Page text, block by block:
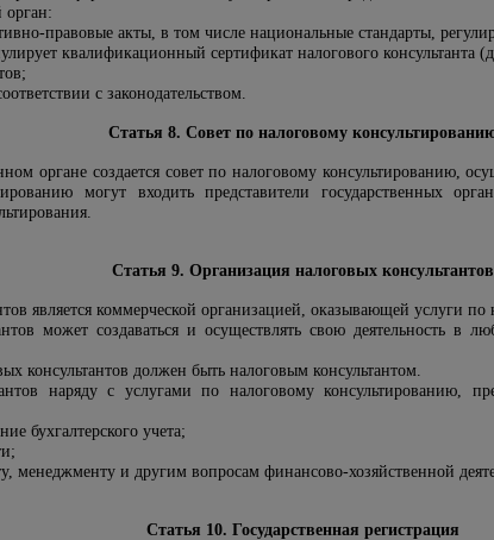
орган:
правовые акты, в том числе национальные стандарты,
квалификационный сертификат налогового консультанта
с законодательством.
Статья 8. Совет по налоговому
органе создается совет по налоговому консультированию,
могут входить представители государственных
Статья 9. Организация налоговых консультантов
является коммерческой организацией, оказывающей услуги
может создаваться и осуществлять свою деятельность в
консультантов должен быть налоговым консультантом.
наряду с услугами по налоговому консультированию,
бухгалтерского учета;
менеджменту и другим вопросам финансово-хозяйственной
Статья 10. Государственная регистрация